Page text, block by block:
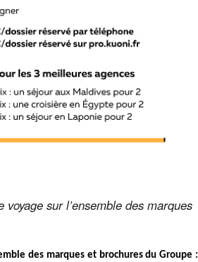
sur l’ensemble des marques
des marques et brochures du Groupe :